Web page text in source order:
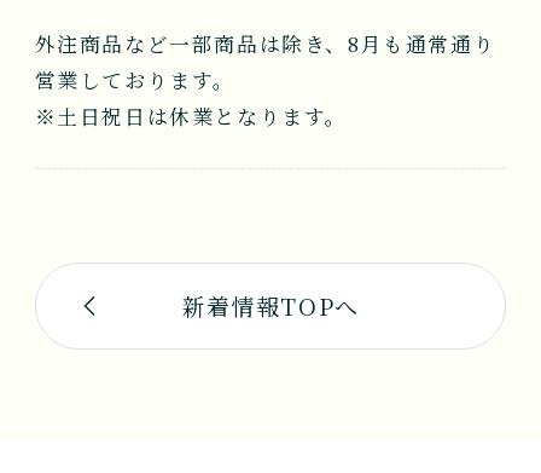
会社案内
COMPANY
外注商品など一部商品は除き、8月も通常通り
営業しております。
※土日祝日は休業となります。
新着情報TOPへ